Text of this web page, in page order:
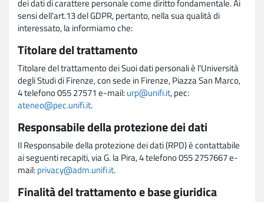
dei dati di carattere personale come diritto fondamentale. Ai
sensi dell'art.13 del GDPR, pertanto, nella sua qualità di
interessato, la informiamo che:
Titolare del trattamento
Titolare del trattamento dei Suoi dati personali è l'Università
degli Studi di Firenze, con sede in Firenze, Piazza San Marco,
4 telefono 055 27571 e-mail:urp@unifi.it, pec:
ateneo@pec.unifi.it.
Responsabile della protezione dei dati
Il Responsabile della protezione dei dati (RPD) è contattabile
ai seguenti recapiti, via G. la Pira, 4 telefono 055 2757667 e-
mail:privacy@adm.unifi.it.
Finalità del trattamento e base giuridica